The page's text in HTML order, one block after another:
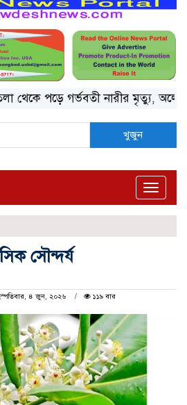
পড়ে গর্ভবতী নারীর মৃত্যু,
খুজুন
Toggle
সৌন্দর্য
৪ জুন, ২০২৬
১১৯ বার